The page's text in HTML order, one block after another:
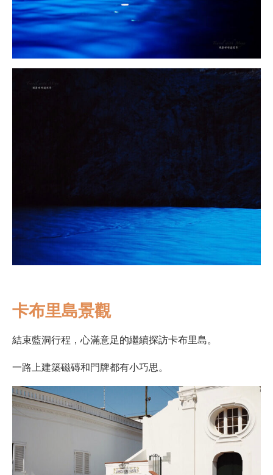
卡布里島景觀
結束藍洞行程，心滿意足的繼續探訪卡布里島。
一路上建築磁磚和門牌都有小巧思。